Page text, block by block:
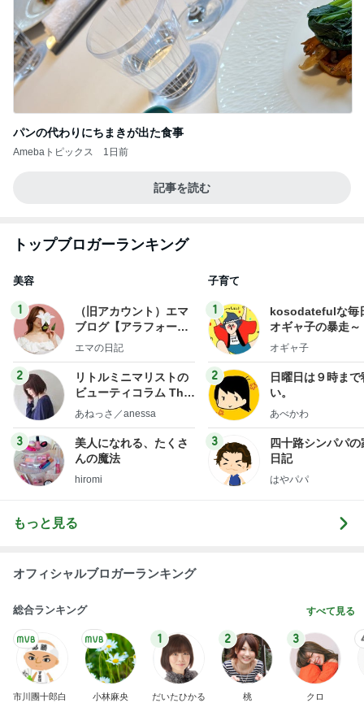
パンの代わりにちまきが出た食事
Amebaトピックス 1日前
記事を読む
トップブロガーランキング
美容
1
（旧アカウント）エマ
ブログ【アラフォー会
社売却セカンドライ
エマの日記
2
リトルミニマリストの
ビューティコラム The
little minimalist's bea
あねっさ／anessa
3
美人になれる、たくさ
んの魔法
hiromi
子育て
1
kosodatefulな毎
オギャ子の暴走～
オギャ子
2
日曜日は９時まで
い。
あべかわ
3
四十路シンパパの
日記
はやパパ
もっと見る
オフィシャルブロガーランキング
総合ランキング すべて見る
市川團十郎白
小林麻央
1
だいたひかる
2
桃
3
クロ